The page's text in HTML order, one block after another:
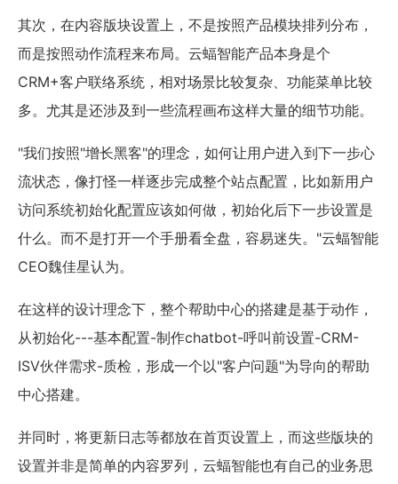
其次，在内容版块设置上，不是按照产品模块排列分布，
而是按照动作流程来布局。云蝠智能产品本身是个
CRM+客户联络系统，相对场景比较复杂、功能菜单比较
多。尤其是还涉及到一些流程画布这样大量的细节功能。
"我们按照"增长黑客"的理念，如何让用户进入到下一步心
流状态，像打怪一样逐步完成整个站点配置，比如新用户
访问系统初始化配置应该如何做，初始化后下一步设置是
什么。而不是打开一个手册看全盘，容易迷失。"云蝠智能
CEO魏佳星认为。
在这样的设计理念下，整个帮助中心的搭建是基于动作，
从初始化---基本配置-制作chatbot-呼叫前设置-CRM-
ISV伙伴需求-质检，形成一个以"客户问题"为导向的帮助
中心搭建。
并同时，将更新日志等都放在首页设置上，而这些版块的
设置并非是简单的内容罗列，云蝠智能也有自己的业务思